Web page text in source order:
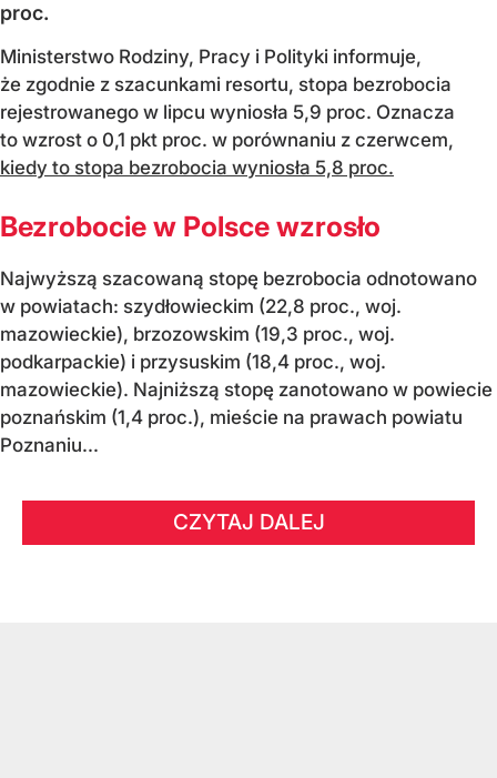
proc.
Ministerstwo Rodziny, Pracy i Polityki informuje,
że zgodnie z szacunkami resortu, stopa bezrobocia
rejestrowanego w lipcu wyniosła 5,9 proc. Oznacza
to wzrost o 0,1 pkt proc. w porównaniu z czerwcem,
kiedy to stopa bezrobocia wyniosła 5,8 proc.
Bezrobocie w Polsce wzrosło
Najwyższą szacowaną stopę bezrobocia odnotowano
w powiatach: szydłowieckim (22,8 proc., woj.
mazowieckie), brzozowskim (19,3 proc., woj.
podkarpackie) i przysuskim (18,4 proc., woj.
mazowieckie). Najniższą stopę zanotowano w powiecie
poznańskim (1,4 proc.), mieście na prawach powiatu
Poznaniu...
CZYTAJ DALEJ